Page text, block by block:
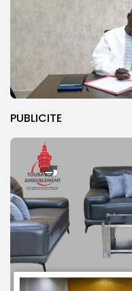
PUBLICITE